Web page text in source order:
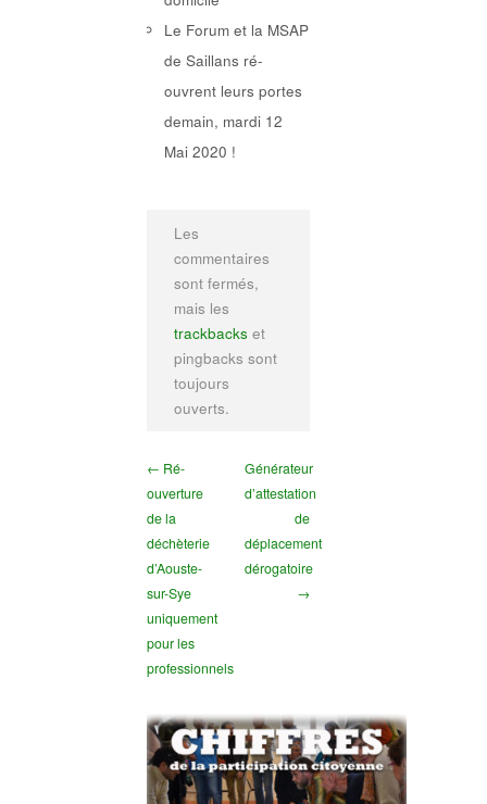
Le Forum et la MSAP
de Saillans ré-
ouvrent leurs portes
demain, mardi 12
Mai 2020 !
Les
commentaires
sont fermés,
mais les
trackbacks et
pingbacks sont
toujours
ouverts.
← Ré-
ouverture
de la
déchèterie
d’Aouste-
sur-Sye
uniquement
pour les
professionnels
Générateur
d’attestation
de
déplacement
dérogatoire
→